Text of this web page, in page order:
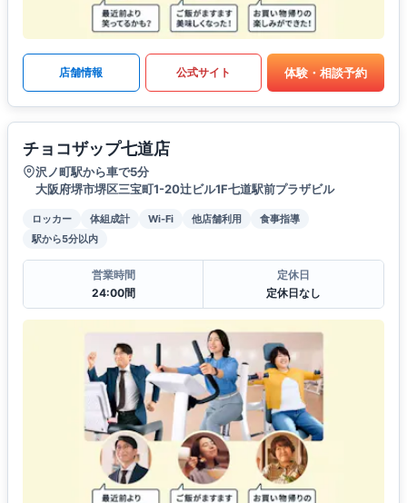
店舗情報 公式サイト 体験・相談予約
チョコザップ七道店
沢ノ町駅から車で5分
大阪府堺市堺区三宝町1-20辻ビル1F七道駅前プラザビル
ロッカー 体組成計 Wi-Fi 他店舗利用
食事指導
駅から5分以内
営業時間
24:00間
定休日
定休日なし